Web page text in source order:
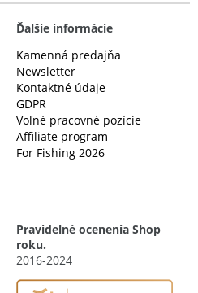
Ďalšie informácie
Kamenná predajňa
Newsletter
Kontaktné údaje
GDPR
Voľné pracovné pozície
Affiliate program
For Fishing 2026
Pravidelné ocenenia Shop
roku.
2016-2024